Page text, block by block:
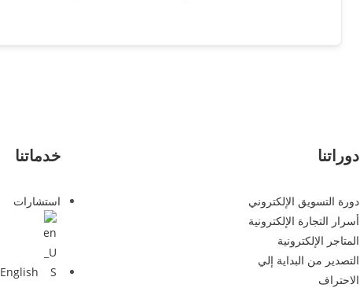
دوراتنا
دورة التسويق الإلكتروني
أسرار التجارة الإلكترونية
المتاجر الإلكترونية
التصدير من البداية إلي
الاحتراف
خدماتنا
استشارات
English